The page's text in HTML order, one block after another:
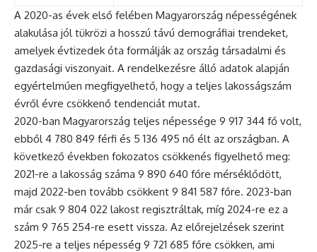
A 2020-as évek első felében Magyarország népességének
alakulása jól tükrözi a hosszú távú demográfiai trendeket,
amelyek évtizedek óta formálják az ország társadalmi és
gazdasági viszonyait. A rendelkezésre álló adatok alapján
egyértelműen megfigyelhető, hogy a teljes lakosságszám
évről évre csökkenő tendenciát mutat.
2020-ban Magyarország teljes népessége 9 917 344 fő volt,
ebből 4 780 849 férfi és 5 136 495 nő élt az országban. A
következő években fokozatos csökkenés figyelhető meg:
2021-re a lakosság száma 9 890 640 főre mérséklődött,
majd 2022-ben tovább csökkent 9 841 587 főre. 2023-ban
már csak 9 804 022 lakost regisztráltak, míg 2024-re ez a
szám 9 765 254-re esett vissza. Az előrejelzések szerint
2025-re a teljes népesség 9 721 685 főre csökken, ami